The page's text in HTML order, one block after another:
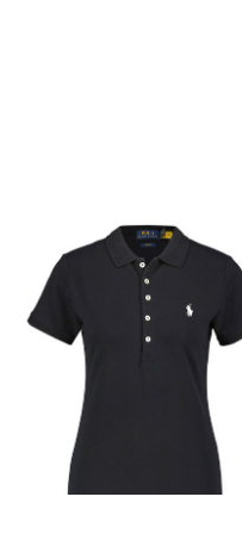
Polo Ralph Lauren | Damen
Poloshirt Slim Fit
135,00 €